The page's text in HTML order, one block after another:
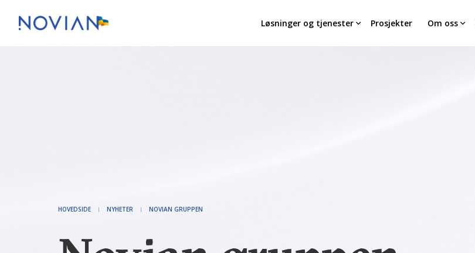
Løsninger og tjenester Prosjekter Om oss
HOVEDSIDE NYHETER NOVIAN GRUPPEN